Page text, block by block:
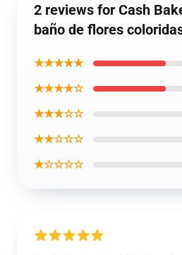
2 reviews for Cash
baño de flores
★★★★★
★★★★☆
★★★☆☆
★★☆☆☆
★☆☆☆☆